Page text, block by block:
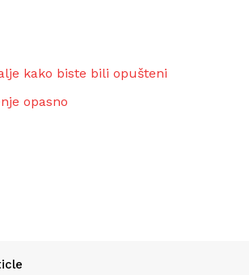
kako biste bili opušteni
opasno